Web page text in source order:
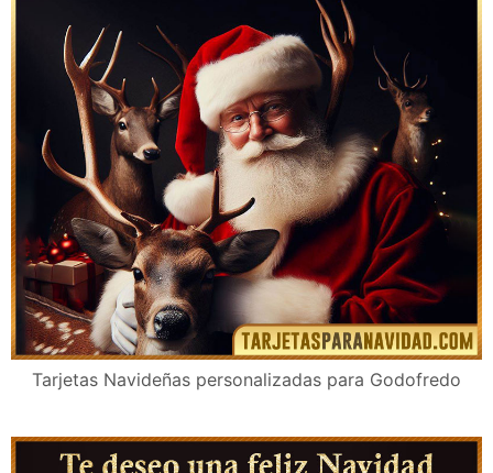
Tarjetas Navideñas personalizadas para Godofredo